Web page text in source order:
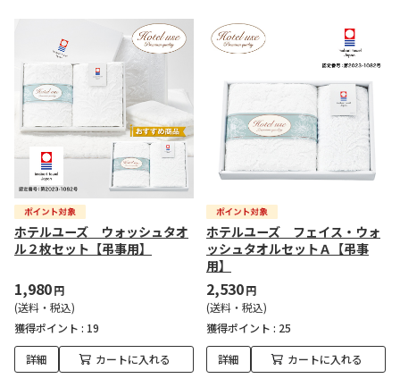
ホテルユーズ ウォッシュタオ
ル２枚セット【弔事用】
1,980円
(送料・税込)
獲得ポイント : 19
詳細 カートに入れる
ホテルユーズ フェイス・ウォ
ッシュタオルセットＡ【弔事
用】
2,530円
(送料・税込)
獲得ポイント : 25
詳細 カートに入れる